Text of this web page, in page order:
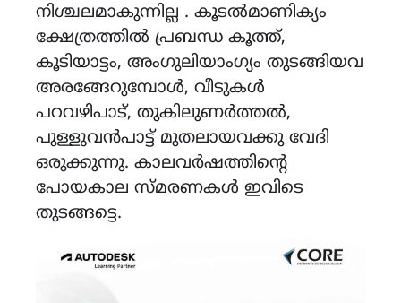
നിശ്ചലമാകുന്നില്ല . കൂടൽമാണിക്യം
ക്ഷേത്രത്തിൽ പ്രബന്ധ കൂത്ത്,
കൂടിയാട്ടം, അംഗുലിയാംഗ്യം തുടങ്ങിയവ
അരങ്ങേറുമ്പോൾ, വീടുകൾ
പറവഴിപാട്, തുകിലുണർത്തൽ,
പുള്ളുവൻപാട്ട് മുതലായവക്കു വേദി
ഒരുക്കുന്നു. കാലവർഷത്തിന്റെ
പോയകാല സ്മരണകൾ ഇവിടെ
തുടങ്ങട്ടെ.